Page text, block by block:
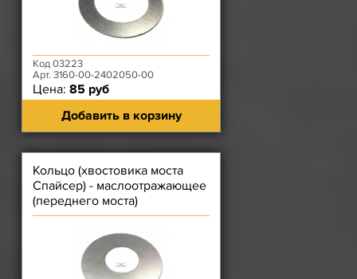
Код 03223
Арт. 3160-00-2402050-00
Цена: 85 руб
Добавить в корзину
Кольцо (хвостовика моста
Спайсер) - маслоотражающее
(переднего моста)